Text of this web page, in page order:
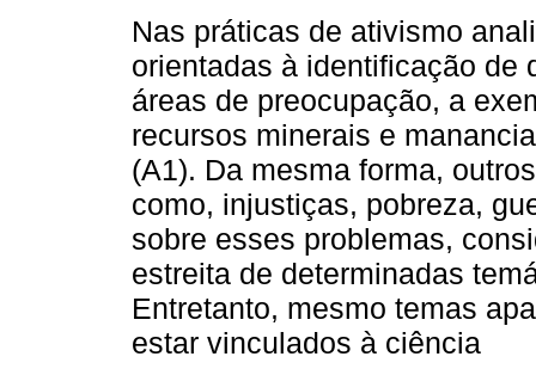
Nas práticas de ativismo
orientadas à identificação de
áreas de preocupação, a
recursos minerais e
(A1). Da mesma forma,
como, injustiças, pobreza,
sobre esses problemas,
estreita de determinadas
Entretanto, mesmo temas
estar vinculados à ciência